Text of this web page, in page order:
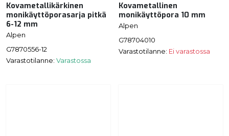
Kovametallikärkinen
monikäyttöporasarja pitkä
6-12 mm
Alpen
G7870556-12
Varastotilanne: Varastossa
Kovametallinen
monikäyttöpora 10 mm
Alpen
G78704010
Varastotilanne: Ei varastossa